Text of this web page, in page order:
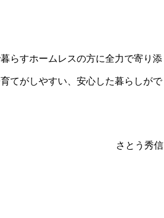
らすホームレスの方に全力で寄り添
てがしやすい、安心した暮らしがで
さとう秀信